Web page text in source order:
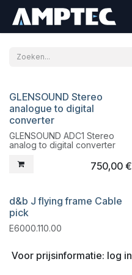
Liquidatie
GLENSOUND Stereo
analogue to digital
converter
GLENSOUND ADC1 Stereo
analog to digital converter
750,00€
d&b J flying frame Cable
pick
E6000.110.00
Voor prijsinformatie: log in